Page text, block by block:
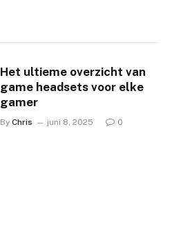
Het ultieme overzicht van
game headsets voor elke
gamer
By Chris juni 8, 2025 0